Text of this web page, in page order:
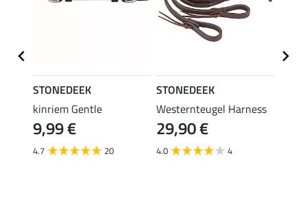
STONEDEEK
kinriem Gentle
9,99 €
4.7 20
STONEDEEK
Westernteugel Harness
29,90 €
4.0 4